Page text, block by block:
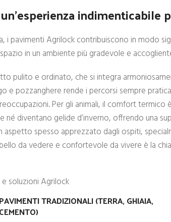
indimenticabile
i pavimenti Agrilock contribuiscono in modo
in un ambiente più gradevole e
pulito e ordinato, che si integra
e pozzanghere rende i percorsi sempre
Per gli animali, il comfort
né diventano gelide d’inverno, offrendo una
aspetto spesso apprezzato dagli ospiti,
da vedere e confortevole da vivere è la
soluzioni Agrilock
PAVIMENTI TRADIZIONALI (TERRA, GHIAIA,
CEMENTO)